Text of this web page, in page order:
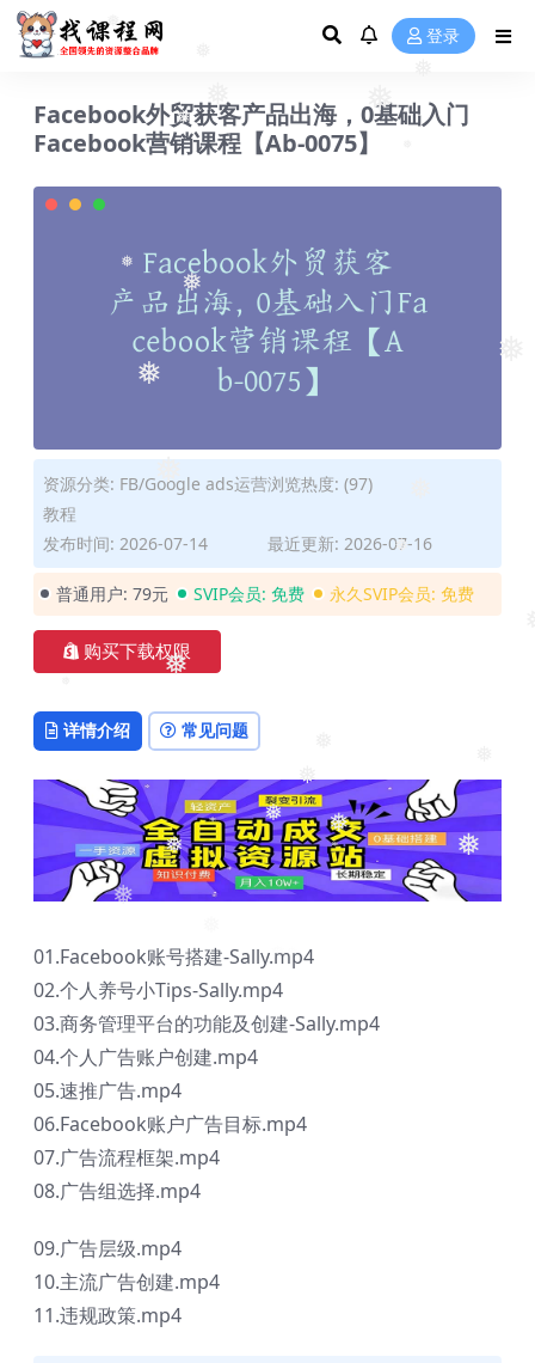
❅
❅
❅
❅
❅
❅
❅
❅
❅
❅
❅
❅
❅
❅ ❅
❅ ❅
❅
❅ 登录
Facebook外贸获客产品出海，0基础入门
Facebook营销课程【Ab-0075】
资源分类: FB/Google ads运营
教程
浏览热度: (97)
发布时间: 2026-07-14 最近更新: 2026-07-16
普通用户: 79元 SVIP会员: 免费 永久SVIP会员: 免费
购买下载权限
详情介绍 常见问题
01.Facebook账号搭建-Sally.mp4
02.个人养号小Tips-Sally.mp4
03.商务管理平台的功能及创建-Sally.mp4
04.个人广告账户创建.mp4
05.速推广告.mp4
06.Facebook账户广告目标.mp4
07.广告流程框架.mp4
08.广告组选择.mp4
09.广告层级.mp4
10.主流广告创建.mp4
11.违规政策.mp4